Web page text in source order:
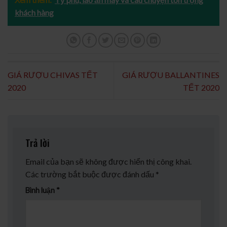
khách hàng
GIÁ RƯỢU CHIVAS TẾT
2020
GIÁ RƯỢU BALLANTINES
TẾT 2020
Trả lời
Email của bạn sẽ không được hiển thị công khai.
Các trường bắt buộc được đánh dấu *
Bình luận *